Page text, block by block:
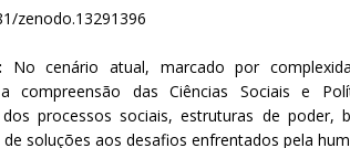
zenodo.13291396
No cenário atual, marcado por
compreensão das Ciências Sociais e
dos processos sociais, estruturas de poder,
soluções aos desafios enfrentados pela